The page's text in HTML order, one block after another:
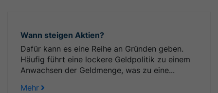
Wann steigen Aktien?
Dafür kann es eine Reihe an Gründen geben.
Häufig führt eine lockere Geldpolitik zu einem
Anwachsen der Geldmenge, was zu eine...
Mehr